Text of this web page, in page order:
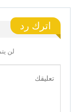
اترك رد
لن